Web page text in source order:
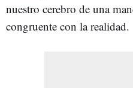
nuestro cerebro de una
congruente con la realidad.